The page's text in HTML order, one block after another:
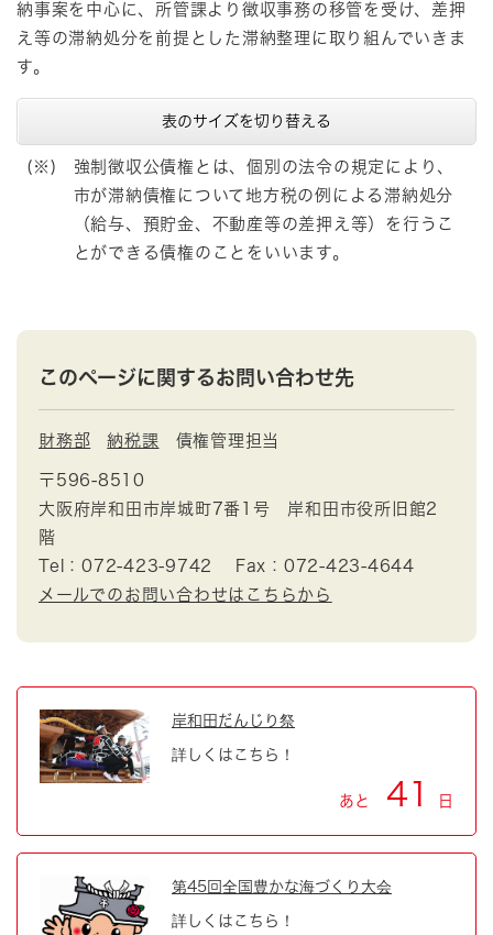
納事案を中心に、所管課より徴収事務の移管を受け、差押
え等の滞納処分を前提とした滞納整理に取り組んでいきま
す。
表のサイズを切り替える
(※)
強制徴収公債権とは、個別の法令の規定により、
市が滞納債権について地方税の例による滞納処分
（給与、預貯金、不動産等の差押え等）を行うこ
とができる債権のことをいいます。
このページに関するお問い合わせ先
財務部 納税課 債権管理担当
〒596-8510
大阪府岸和田市岸城町7番1号 岸和田市役所旧館2
階
Tel：072-423-9742
Fax：072-423-4644
メールでのお問い合わせはこちらから
岸和田だんじり祭
詳しくはこちら！
あと 41 日
第45回全国豊かな海づくり大会
詳しくはこちら！